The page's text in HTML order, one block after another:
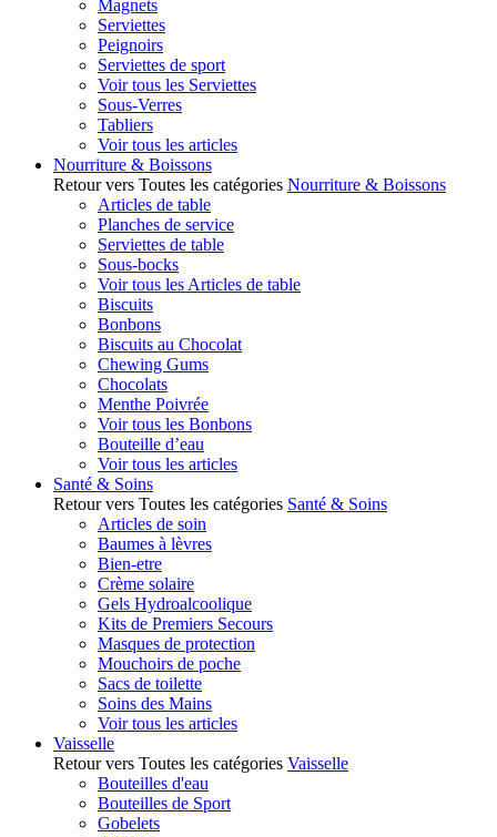
Magnets
Serviettes
Peignoirs
Serviettes de sport
Voir tous les Serviettes
Sous-Verres
Tabliers
Voir tous les articles
Nourriture & Boissons
Retour vers Toutes les catégories Nourriture & Boissons
Articles de table
Planches de service
Serviettes de table
Sous-bocks
Voir tous les Articles de table
Biscuits
Bonbons
Biscuits au Chocolat
Chewing Gums
Chocolats
Menthe Poivrée
Voir tous les Bonbons
Bouteille d’eau
Voir tous les articles
Santé & Soins
Retour vers Toutes les catégories Santé & Soins
Articles de soin
Baumes à lèvres
Bien-etre
Crème solaire
Gels Hydroalcoolique
Kits de Premiers Secours
Masques de protection
Mouchoirs de poche
Sacs de toilette
Soins des Mains
Voir tous les articles
Vaisselle
Retour vers Toutes les catégories Vaisselle
Bouteilles d'eau
Bouteilles de Sport
Gobelets